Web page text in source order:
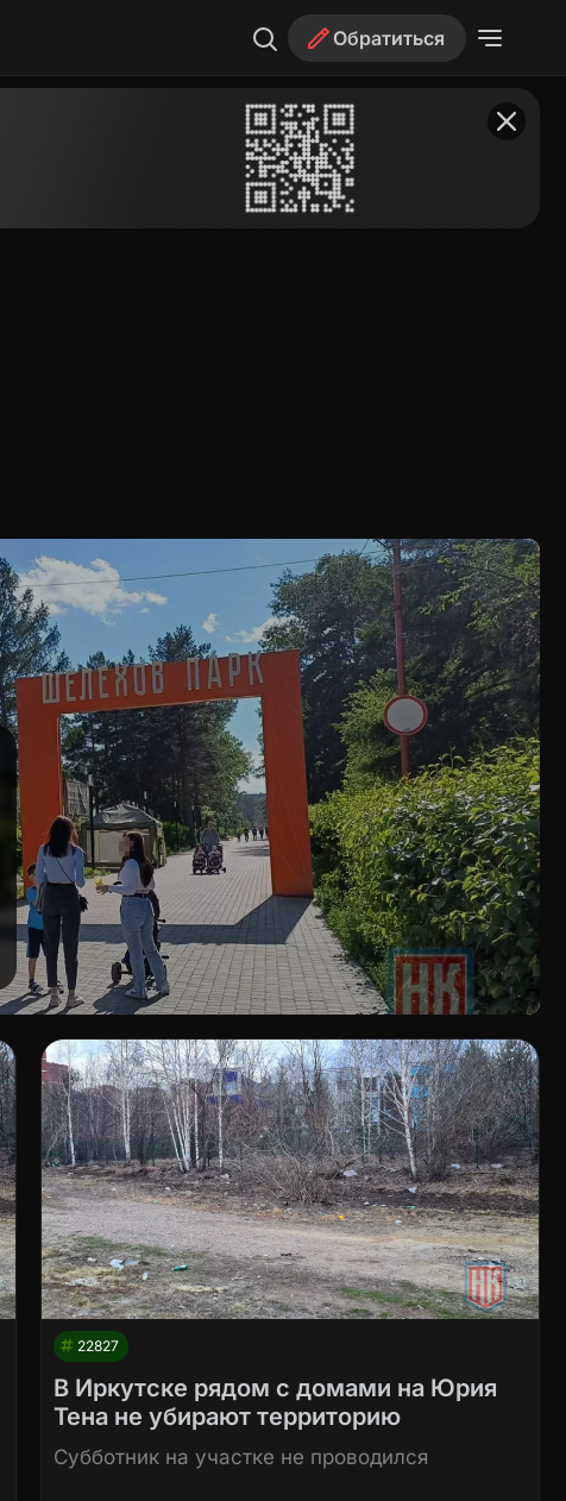
Обратиться
22827
В Иркутске рядом с домами на Юрия
Тена не убирают территорию
Cубботник на участке не проводился